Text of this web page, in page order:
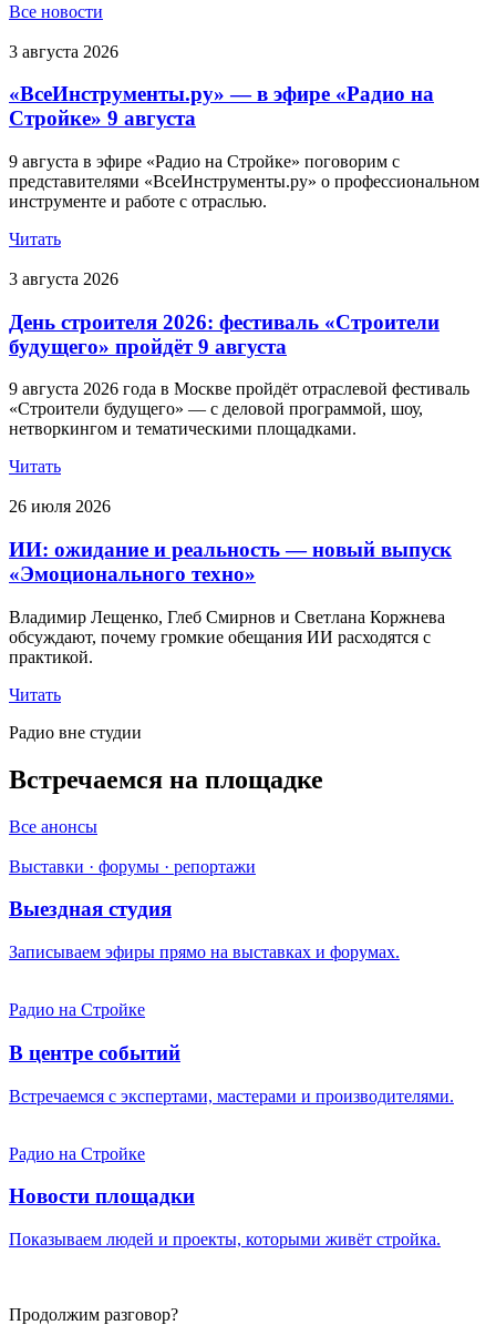
Все новости
3 августа 2026
«ВсеИнструменты.ру» — в эфире «Радио на
Стройке» 9 августа
9 августа в эфире «Радио на Стройке» поговорим с
представителями «ВсеИнструменты.ру» о профессиональном
инструменте и работе с отраслью.
Читать
3 августа 2026
День строителя 2026: фестиваль «Строители
будущего» пройдёт 9 августа
9 августа 2026 года в Москве пройдёт отраслевой фестиваль
«Строители будущего» — с деловой программой, шоу,
нетворкингом и тематическими площадками.
Читать
26 июля 2026
ИИ: ожидание и реальность — новый выпуск
«Эмоционального техно»
Владимир Лещенко, Глеб Смирнов и Светлана Коржнева
обсуждают, почему громкие обещания ИИ расходятся с
практикой.
Читать
Радио вне студии
Встречаемся на площадке
Все анонсы
Выставки · форумы · репортажи
Выездная студия
Записываем эфиры прямо на выставках и форумах.
Радио на Стройке
В центре событий
Встречаемся с экспертами, мастерами и производителями.
Радио на Стройке
Новости площадки
Показываем людей и проекты, которыми живёт стройка.
Продолжим разговор?